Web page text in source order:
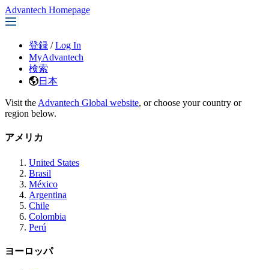
Advantech Homepage
登録 / Log In
MyAdvantech
検索
日本
Visit the Advantech Global website, or choose your country or
region below.
アメリカ
United States
Brasil
México
Argentina
Chile
Colombia
Perú
ヨーロッパ